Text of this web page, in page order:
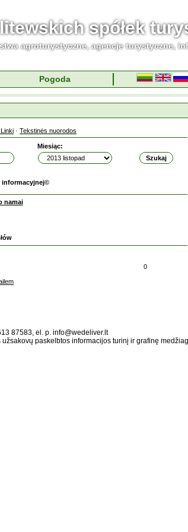
spółek
agroturystyczne, agencje turystyczne,
Pogoda
· Tekstinės nuorodos
Miesiąc:
informacyjnej©
namai
0
87583, el. p. info@wedeliver.lt
paskelbtos informacijos turinį ir grafinę